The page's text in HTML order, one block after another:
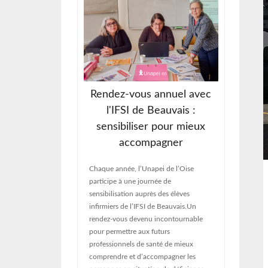
Rendez-vous annuel avec
l'IFSI de Beauvais :
sensibiliser pour mieux
accompagner
Chaque année, l’Unapei de l’Oise
participe à une journée de
sensibilisation auprès des élèves
infirmiers de l’IFSI de Beauvais.Un
rendez-vous devenu incontournable
pour permettre aux futurs
professionnels de santé de mieux
comprendre et d’accompagner les
Jeudi
bilan
les
jour :